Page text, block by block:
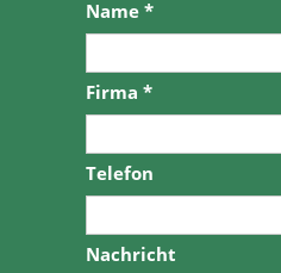
Name *
Firma *
Telefon
Nachricht